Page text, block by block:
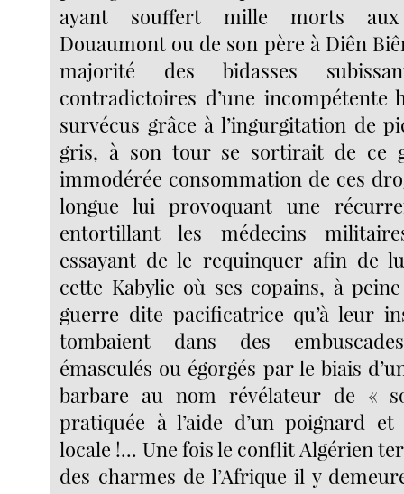
ayant souffert mille morts
Douaumont ou de son père à Diên
majorité des bidasses
contradictoires d’une incompétente
survécus grâce à l’ingurgitation de
gris, à son tour se sortirait de ce
immodérée consommation de ces
longue lui provoquant une
entortillant les médecins
essayant de le requinquer afin de
cette Kabylie où ses copains, à
guerre dite pacificatrice qu’à leur
tombaient dans des
émasculés ou égorgés par le biais
barbare au nom révélateur de «
pratiquée à l’aide d’un poignard et
locale !... Une fois le conflit Algérien
des charmes de l’Afrique il y